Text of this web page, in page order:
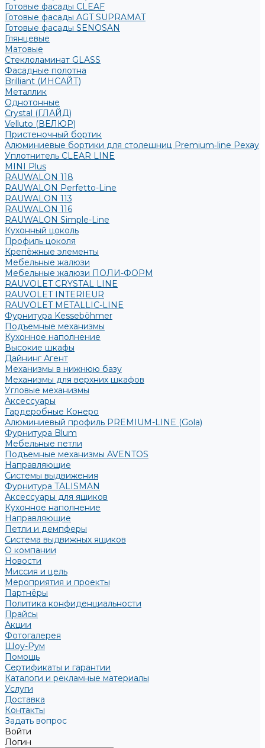
Готовые фасады CLEAF
Готовые фасады AGT SUPRAMAT
Готовые фасады SENOSAN
Глянцевые
Матовые
Стеклоламинат GLASS
Фасадные полотна
Brilliant (ИНСАЙТ)
Металлик
Однотонные
Crystal (ГЛАЙД)
Velluto (ВЕЛЮР)
Пристеночный бортик
Алюминиевые бортики для столешниц Premium‑line Рехау
Уплотнитель CLEAR LINE
MINI Plus
RAUWALON 118
RAUWALON Perfetto-Line
RAUWALON 113
RAUWALON 116
RAUWALON Simple-Line
Кухонный цоколь
Профиль цоколя
Крепёжные элементы
Мебельные жалюзи
Мебельные жалюзи ПОЛИ-ФОРМ
RAUVOLET CRYSTAL LINE
RAUVOLET INTERIEUR
RAUVOLET METALLIC-LINE
Фурнитура Kesseböhmer
Подъемные механизмы
Кухонное наполнение
Высокие шкафы
Дайнинг Агент
Механизмы в нижнюю базу
Механизмы для верхних шкафов
Угловые механизмы
Аксессуары
Гардеробные Конеро
Алюминиевый профиль PREMIUM-LINE (Gola)
Фурнитура Blum
Мебельные петли
Подъемные механизмы AVENTOS
Направляющие
Системы выдвижения
Фурнитура TALISMAN
Аксессуары для ящиков
Кухонное наполнение
Направляющие
Петли и демпферы
Система выдвижных ящиков
О компании
Новости
Миссия и цель
Мероприятия и проекты
Партнёры
Политика конфиденциальности
Прайсы
Акции
Фотогалерея
Шоу-Рум
Помощь
Сертификаты и гарантии
Каталоги и рекламные материалы
Услуги
Доставка
Контакты
Задать вопрос
Войти
Логин